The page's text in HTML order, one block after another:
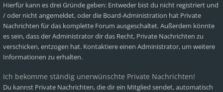
Hierfür kann es drei Gründe geben: Entweder bist du nicht registriert und
/ oder nicht angemeldet, oder die Board-Administration hat Private
Nachrichten für das komplette Forum ausgeschaltet. Außerdem könnte
es sein, dass der Administrator dir das Recht, Private Nachrichten zu
verschicken, entzogen hat. Kontaktiere einen Administrator, um weitere
Informationen zu erhalten.
Ich bekomme ständig unerwünschte Private Nachrichten!
Du kannst Private Nachrichten, die dir ein Mitglied sendet, automatisch